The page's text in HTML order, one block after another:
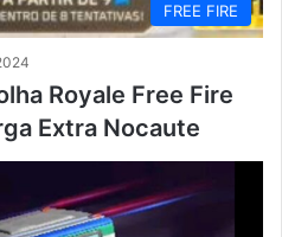
FREE FIRE
Royale Free Fire
Extra Nocaute